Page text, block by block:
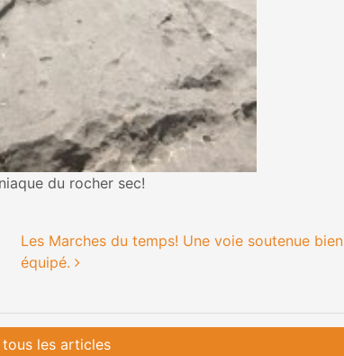
du rocher sec!
Les Marches du temps! Une voie soutenue bien
équipé.
les articles